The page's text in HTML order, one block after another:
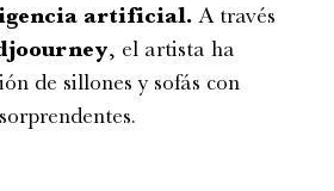
artificial. A través
, el artista ha
de sillones y sofás con